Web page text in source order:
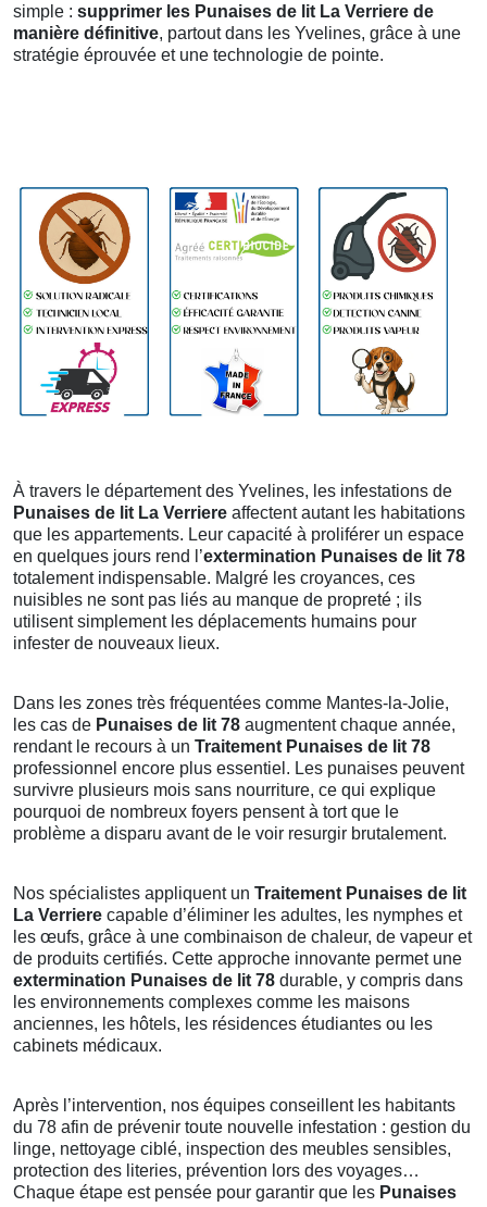
simple : supprimer les Punaises de lit La Verriere de
manière définitive, partout dans les Yvelines, grâce à une
stratégie éprouvée et une technologie de pointe.
À travers le département des Yvelines, les infestations de
Punaises de lit La Verriere affectent autant les habitations
que les appartements. Leur capacité à proliférer un espace
en quelques jours rend l’extermination Punaises de lit 78
totalement indispensable. Malgré les croyances, ces
nuisibles ne sont pas liés au manque de propreté ; ils
utilisent simplement les déplacements humains pour
infester de nouveaux lieux.
Dans les zones très fréquentées comme Mantes-la-Jolie,
les cas de Punaises de lit 78 augmentent chaque année,
rendant le recours à un Traitement Punaises de lit 78
professionnel encore plus essentiel. Les punaises peuvent
survivre plusieurs mois sans nourriture, ce qui explique
pourquoi de nombreux foyers pensent à tort que le
problème a disparu avant de le voir resurgir brutalement.
Nos spécialistes appliquent un Traitement Punaises de lit
La Verriere capable d’éliminer les adultes, les nymphes et
les œufs, grâce à une combinaison de chaleur, de vapeur et
de produits certifiés. Cette approche innovante permet une
extermination Punaises de lit 78 durable, y compris dans
les environnements complexes comme les maisons
anciennes, les hôtels, les résidences étudiantes ou les
cabinets médicaux.
Après l’intervention, nos équipes conseillent les habitants
du 78 afin de prévenir toute nouvelle infestation : gestion du
linge, nettoyage ciblé, inspection des meubles sensibles,
protection des literies, prévention lors des voyages…
Chaque étape est pensée pour garantir que les Punaises